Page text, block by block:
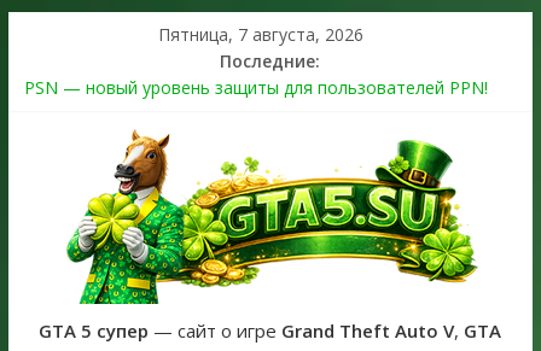
Пятница, 7 августа, 2026
Последние:
PSN — новый уровень защиты для пользователей PPN!
The Kortz Center Heist выйдет в GTA Online уже 14 июля
Регистрация в Rockstar Games Social Club ошибка #1.500.7:
как зарегистрировать аккаунт и войти без проблем в 2026
Получайте особые награды в GTA Online по программе
Fine Art Collector
GTA 6 официальная обложка игры и Предзаказ Grand Theft
Auto VI
GTA 5 супер — сайт о игре Grand Theft Auto V, GTA